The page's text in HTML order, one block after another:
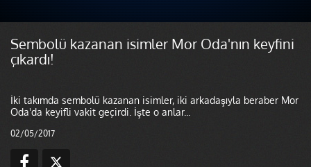
Sembolü kazanan isimler Mor Oda'nın keyfini
çıkardı!
İki takımda sembolü kazanan isimler, iki arkadaşıyla beraber Mor
Oda'da keyifli vakit geçirdi. İşte o anlar...
02/05/2017